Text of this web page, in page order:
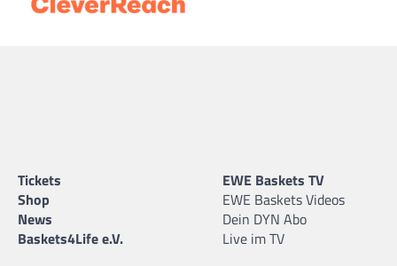
Tickets
Shop
News
Baskets4Life e.V.
EWE Baskets TV
EWE Baskets Videos
Dein DYN Abo
Live im TV